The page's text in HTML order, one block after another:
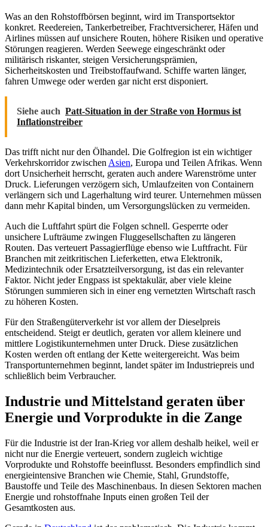
Was an den Rohstoffbörsen beginnt, wird im Transportsektor
konkret. Reedereien, Tankerbetreiber, Frachtversicherer, Häfen und
Airlines müssen auf unsichere Routen, höhere Risiken und operative
Störungen reagieren. Werden Seewege eingeschränkt oder
militärisch riskanter, steigen Versicherungsprämien,
Sicherheitskosten und Treibstoffaufwand. Schiffe warten länger,
fahren Umwege oder werden gar nicht erst disponiert.
Siehe auch Patt-Situation in der Straße von Hormus ist
Inflationstreiber
Das trifft nicht nur den Ölhandel. Die Golfregion ist ein wichtiger
Verkehrskorridor zwischenAsien, Europa und Teilen Afrikas. Wenn
dort Unsicherheit herrscht, geraten auch andere Warenströme unter
Druck. Lieferungen verzögern sich, Umlaufzeiten von Containern
verlängern sich und Lagerhaltung wird teurer. Unternehmen müssen
dann mehr Kapital binden, um Versorgungslücken zu vermeiden.
Auch die Luftfahrt spürt die Folgen schnell. Gesperrte oder
unsichere Lufträume zwingen Fluggesellschaften zu längeren
Routen. Das verteuert Passagierflüge ebenso wie Luftfracht. Für
Branchen mit zeitkritischen Lieferketten, etwa Elektronik,
Medizintechnik oder Ersatzteilversorgung, ist das ein relevanter
Faktor. Nicht jeder Engpass ist spektakulär, aber viele kleine
Störungen summieren sich in einer eng vernetzten Wirtschaft rasch
zu höheren Kosten.
Für den Straßengüterverkehr ist vor allem der Dieselpreis
entscheidend. Steigt er deutlich, geraten vor allem kleinere und
mittlere Logistikunternehmen unter Druck. Diese zusätzlichen
Kosten werden oft entlang der Kette weitergereicht. Was beim
Transportunternehmen beginnt, landet später im Industriepreis und
schließlich beim Verbraucher.
Industrie und Mittelstand geraten über
Energie und Vorprodukte in die Zange
Für die Industrie ist der Iran-Krieg vor allem deshalb heikel, weil er
nicht nur die Energie verteuert, sondern zugleich wichtige
Vorprodukte und Rohstoffe beeinflusst. Besonders empfindlich sind
energieintensive Branchen wie Chemie, Stahl, Grundstoffe,
Baustoffe und Teile des Maschinenbaus. In diesen Sektoren machen
Energie und rohstoffnahe Inputs einen großen Teil der
Gesamtkosten aus.